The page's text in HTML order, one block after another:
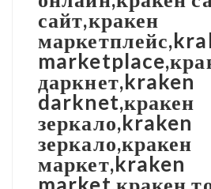
сайт,кракен
даркнет,kraken
darknet,кракен
зеркало,kraken
зеркало,кракен
маркет,kraken